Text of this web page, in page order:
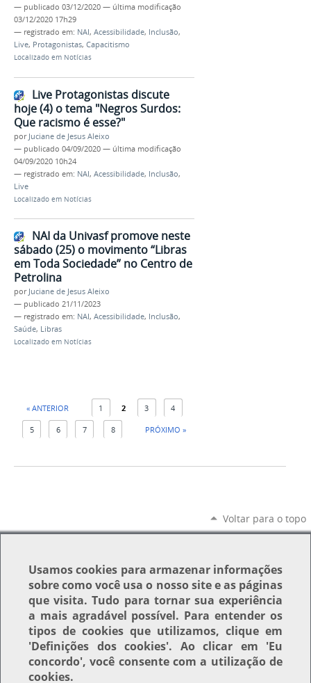
— publicado 03/12/2020 — última modificação
03/12/2020 17h29
— registrado em: NAI, Acessibilidade, Inclusão,
Live, Protagonistas, Capacitismo
Localizado em Notícias
Live Protagonistas discute
hoje (4) o tema "Negros Surdos:
Que racismo é esse?"
por Juciane de Jesus Aleixo
— publicado 04/09/2020 — última modificação
04/09/2020 10h24
— registrado em: NAI, Acessibilidade, Inclusão,
Live
Localizado em Notícias
NAI da Univasf promove neste
sábado (25) o movimento “Libras
em Toda Sociedade” no Centro de
Petrolina
por Juciane de Jesus Aleixo
— publicado 21/11/2023
— registrado em: NAI, Acessibilidade, Inclusão,
Saúde, Libras
Localizado em Notícias
« ANTERIOR 1 2 3 4
5 6 7 8 PRÓXIMO »
Voltar para o topo
Usamoscookies para armazenar informações
sobre como você usa o nosso site e as páginas
que visita. Tudo para tornar sua experiência
a mais agradável possível. Para entender os
tipos de cookies que utilizamos, clique em
'Definições dos cookies'. Ao clicar em 'Eu
concordo', você consente com a utilização de
cookies.